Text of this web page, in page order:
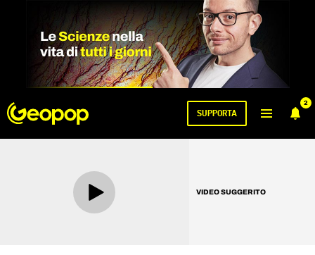
2
SUPPORTA
VIDEO SUGGERITO